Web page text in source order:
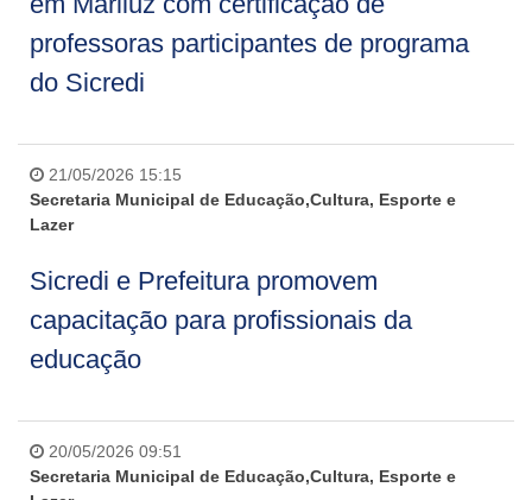
professoras participantes de programa
do Sicredi
21/05/2026 15:15
Secretaria Municipal de Educação,Cultura, Esporte e
Lazer
Sicredi e Prefeitura promovem
capacitação para profissionais da
educação
20/05/2026 09:51
Secretaria Municipal de Educação,Cultura, Esporte e